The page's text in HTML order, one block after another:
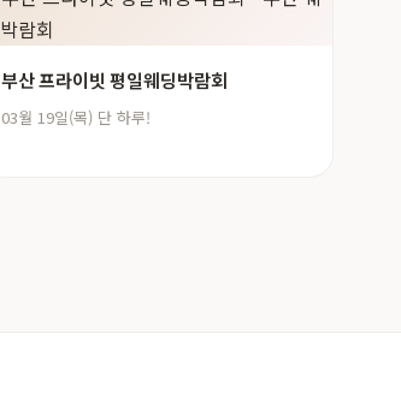
부산 프라이빗 평일웨딩박람회
03월 19일(목) 단 하루!